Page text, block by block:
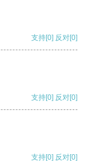
支持[0] 反对[0]
支持[0] 反对[0]
支持[0] 反对[0]